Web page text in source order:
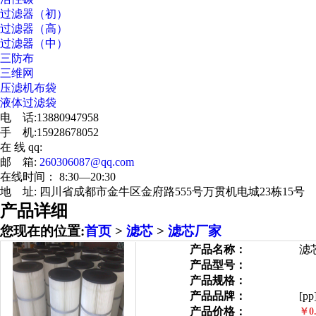
过滤器（初）
过滤器（高）
过滤器（中）
三防布
三维网
压滤机布袋
液体过滤袋
电 话:13880947958
手 机:15928678052
在 线 qq:
邮 箱: 260306087@qq.com
在线时间： 8:30—20:30
地 址: 四川省成都市金牛区金府路555号万贯机电城23栋15号
产品详细
您现在的位置:首页 > 滤芯 > 滤芯厂家
产品名称：
滤
产品型号：
产品规格：
产品品牌：
产品价格：
￥